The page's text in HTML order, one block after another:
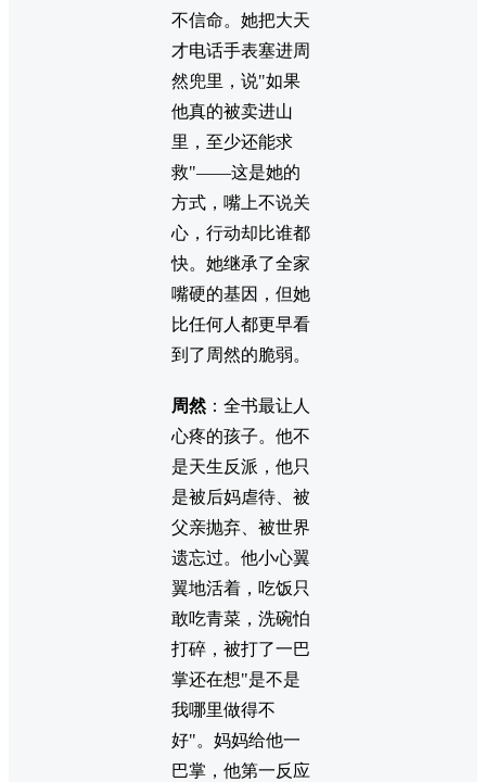
不信命。她把大天
才电话手表塞进周
然兜里，说"如果
他真的被卖进山
里，至少还能求
救"——这是她的
方式，嘴上不说关
心，行动却比谁都
快。她继承了全家
嘴硬的基因，但她
比任何人都更早看
到了周然的脆弱。
周然：全书最让人
心疼的孩子。他不
是天生反派，他只
是被后妈虐待、被
父亲抛弃、被世界
遗忘过。他小心翼
翼地活着，吃饭只
敢吃青菜，洗碗怕
打碎，被打了一巴
掌还在想"是不是
我哪里做得不
好"。妈妈给他一
巴掌，他第一反应